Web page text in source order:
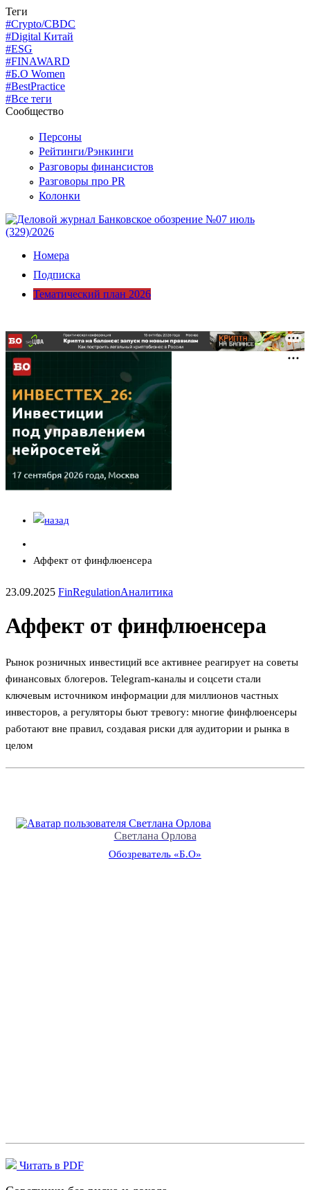
Теги
#Crypto/CBDC
#Digital Китай
#ESG
#FINAWARD
#Б.О Women
#BestPractice
#Все теги
Сообщество
Персоны
Рейтинги/Рэнкинги
Разговоры финансистов
Разговоры про PR
Колонки
Номера
Подписка
Тематический план 2026
Аффект от финфлюенсера
23.09.2025 FinRegulationАналитика
Аффект от финфлюенсера
Рынок розничных инвестиций все активнее реагирует на советы
финансовых блогеров. Telegram-каналы и соцсети стали
ключевым источником информации для миллионов частных
инвесторов, а регуляторы бьют тревогу: многие финфлюенсеры
работают вне правил, создавая риски для аудитории и рынка в
целом
Светлана Орлова
Обозреватель «Б.О»
Читать в PDF